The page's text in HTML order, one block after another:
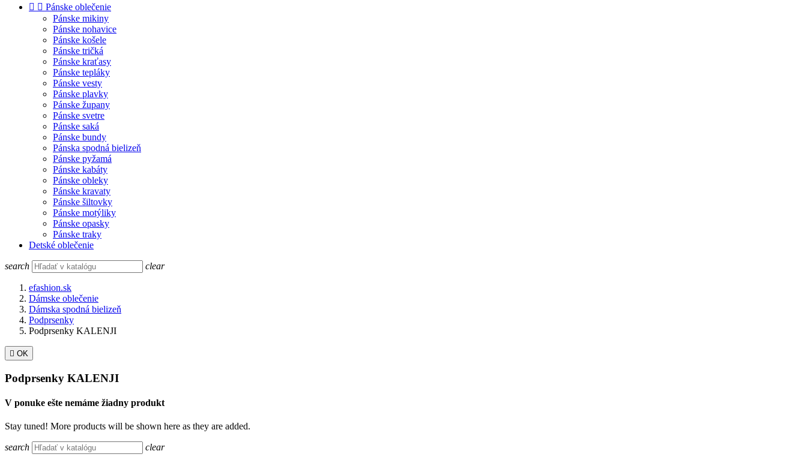
  Pánske oblečenie
Pánske mikiny
Pánske nohavice
Pánske košele
Pánske tričká
Pánske kraťasy
Pánske tepláky
Pánske vesty
Pánske plavky
Pánske župany
Pánske svetre
Pánske saká
Pánske bundy
Pánska spodná bielizeň
Pánske pyžamá
Pánske kabáty
Pánske obleky
Pánske kravaty
Pánske šiltovky
Pánske motýliky
Pánske opasky
Pánske traky
Detské oblečenie
search clear
efashion.sk
Dámske oblečenie
Dámska spodná bielizeň
Podprsenky
Podprsenky KALENJI
 OK
Podprsenky KALENJI
V ponuke ešte nemáme žiadny produkt
Stay tuned! More products will be shown here as they are added.
search clear